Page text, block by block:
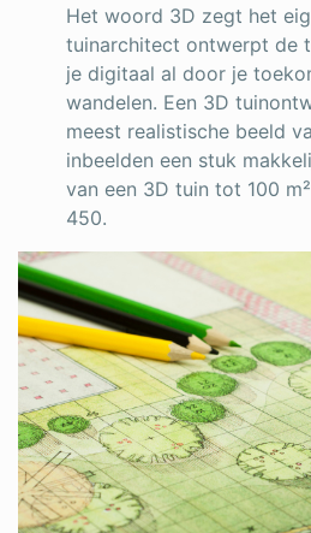
Het woord 3D zegt het
tuinarchitect ontwerpt de
je digitaal al door je
wandelen. Een 3D
meest realistische beeld
inbeelden een stuk
van een 3D tuin tot 100
450.